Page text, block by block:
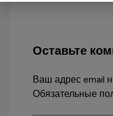
Оставьте
Ваш адрес email
Обязательные